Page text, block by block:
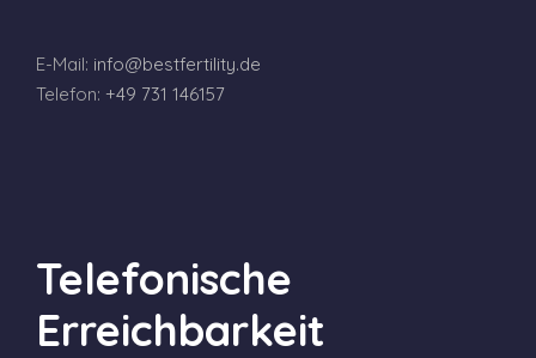
E-Mail: info@bestfertility.de
Telefon: +49 731 146157
Telefonische
Erreichbarkeit